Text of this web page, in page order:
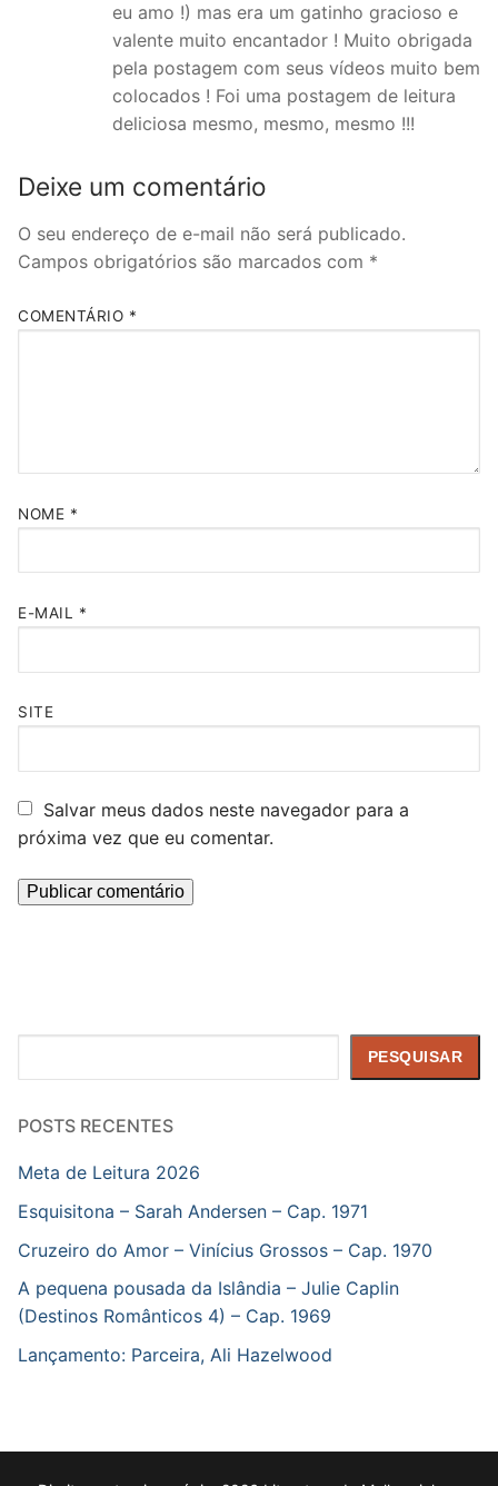
eu amo !) mas era um gatinho gracioso e
valente muito encantador ! Muito obrigada
pela postagem com seus vídeos muito bem
colocados ! Foi uma postagem de leitura
deliciosa mesmo, mesmo, mesmo !!!
Deixe um comentário
O seu endereço de e-mail não será publicado.
Campos obrigatórios são marcados com *
COMENTÁRIO *
NOME *
E-MAIL *
SITE
Salvar meus dados neste navegador para a
próxima vez que eu comentar.
PESQUISAR
POSTS RECENTES
Meta de Leitura 2026
Esquisitona – Sarah Andersen – Cap. 1971
Cruzeiro do Amor – Vinícius Grossos – Cap. 1970
A pequena pousada da Islândia – Julie Caplin
(Destinos Românticos 4) – Cap. 1969
Lançamento: Parceira, Ali Hazelwood